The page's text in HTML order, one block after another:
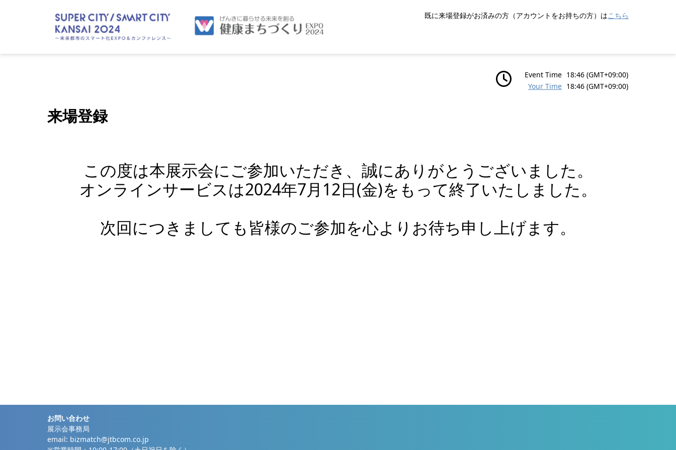
既に来場登録がお済みの方（アカウントをお持ちの方）はこちら
Event Time 18:46 (GMT+09:00)
Your Time 18:46 (GMT+09:00)
来場登録
この度は本展示会にご参加いただき、誠にありがとうございました。
オンラインサービスは2024年7月12日(金)をもって終了いたしました。
次回につきましても皆様のご参加を心よりお待ち申し上げます。
お問い合わせ
展示会事務局
email: bizmatch@jtbcom.co.jp